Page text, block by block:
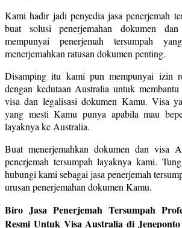
Kami hadir jadi penyedia jasa penerjemah
buat solusi penerjemahan dokumen
mempunyai penerjemah tersumpah
menerjemahkan ratusan dokumen penting.
Disamping itu kami pun mempunyai izin
dengan kedutaan Australia untuk membantu
visa dan legalisasi dokumen Kamu. Visa
yang mesti Kamu punya apabila mau
layaknya ke Australia.
Buat menerjemahkan dokumen dan visa
penerjemah tersumpah layaknya kami.
hubungi kami sebagai jasa penerjemah
urusan penerjemahan dokumen Kamu.
Biro Jasa Penerjemah Tersumpah
Resmi Untuk Visa Australia di